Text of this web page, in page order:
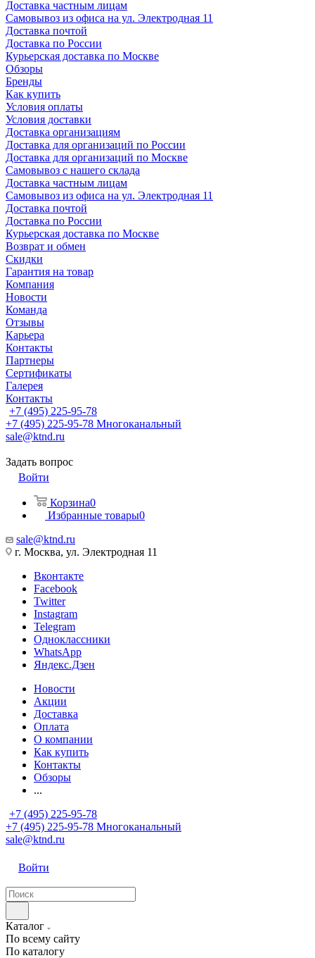
Доставка частным лицам
Самовывоз из офиса на ул. Электродная 11
Доставка почтой
Доставка по России
Курьерская доставка по Москве
Обзоры
Бренды
Как купить
Условия оплаты
Условия доставки
Доставка организациям
Доставка для организаций по России
Доставка для организаций по Москве
Самовывоз с нашего склада
Доставка частным лицам
Самовывоз из офиса на ул. Электродная 11
Доставка почтой
Доставка по России
Курьерская доставка по Москве
Возврат и обмен
Скидки
Гарантия на товар
Компания
Новости
Команда
Отзывы
Карьера
Контакты
Партнеры
Сертификаты
Галерея
Контакты
+7 (495) 225-95-78
+7 (495) 225-95-78 Многоканальный
sale@ktnd.ru
Задать вопрос
Войти
Корзина0
Избранные товары0
sale@ktnd.ru
г. Москва, ул. Электродная 11
Вконтакте
Facebook
Twitter
Instagram
Telegram
Одноклассники
WhatsApp
Яндекс.Дзен
Новости
Акции
Доставка
Оплата
О компании
Как купить
Контакты
Обзоры
...
+7 (495) 225-95-78
+7 (495) 225-95-78 Многоканальный
sale@ktnd.ru
Войти
Каталог
По всему сайту
По каталогу